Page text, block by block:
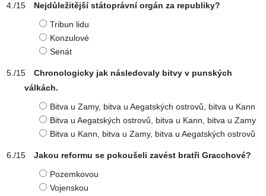
Nejdůležitější státoprávní orgán za republiky?
Tribun lidu
Konzulové
Senát
Chronologicky jak následovaly bitvy v punských
válkách.
Bitva u Zamy, bitva u Aegatských ostrovů, bitva u Kann
Bitva u Aegatských ostrovů, bitva u Kann, bitva u Zamy
Bitva u Kann, bitva u Zamy, bitva u Aegatských ostrovů
Jakou reformu se pokoušeli zavést bratři Gracchové?
Pozemkovou
Vojenskou